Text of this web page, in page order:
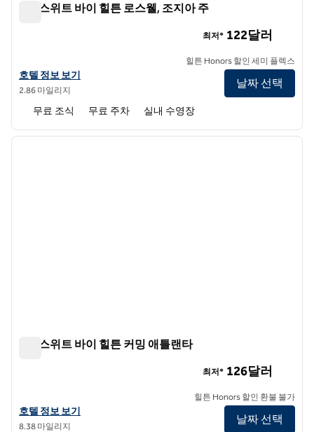
홈2 스위트 바이 힐튼 로스웰, 조지아 주
조지아 주 홈2 스위트 바이 힐튼 로스웰의 호텔 정보 보기
호텔 정보 보기
2.86 마일리지
최저* 122달러
힐튼 Honors 할인 세미 플렉스
날짜 선택
무료 조식 무료 주차 실내 수영장
1/12
다음
홈2 스위트 바이 힐튼 커밍 애틀랜타
홈2 스위트 바이 힐튼 커밍 애틀랜타의 호텔 정보 보기
호텔 정보 보기
8.38 마일리지
최저* 126달러
힐튼 Honors 할인 환불 불가
날짜 선택